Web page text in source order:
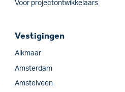
Voor projectontwikkelaars
Vestigingen
Alkmaar
Amsterdam
Amstelveen